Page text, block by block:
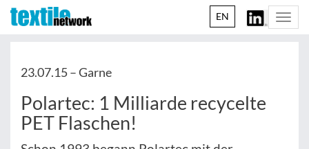
EN
23.07.15 –Garne
Polartec: 1 Milliarde recycelte
PET Flaschen!